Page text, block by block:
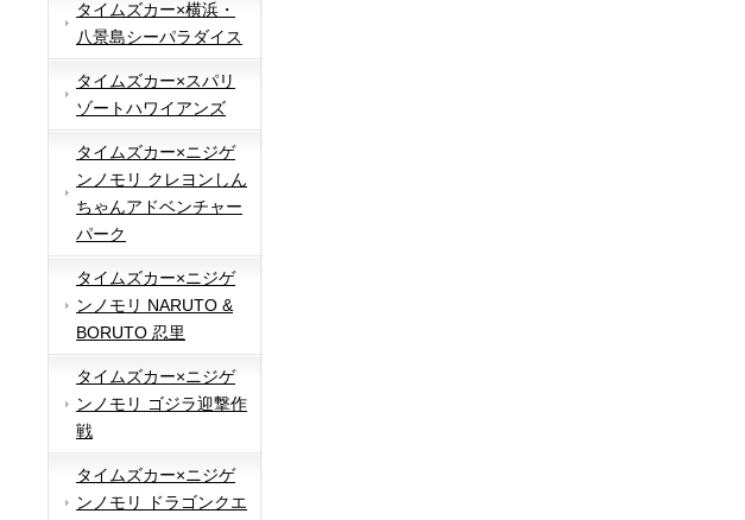
タイムズカー×横浜・
八景島シーパラダイス
タイムズカー×スパリ
ゾートハワイアンズ
タイムズカー×ニジゲ
ンノモリ クレヨンしん
ちゃんアドベンチャー
パーク
タイムズカー×ニジゲ
ンノモリ NARUTO &
BORUTO 忍里
タイムズカー×ニジゲ
ンノモリ ゴジラ迎撃作
戦
タイムズカー×ニジゲ
ンノモリ ドラゴンクエ